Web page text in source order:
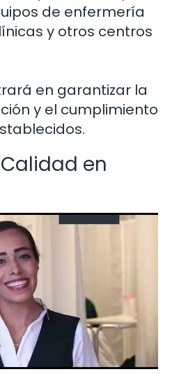
de enfermería
y otros centros
en garantizar la
y el cumplimiento
en